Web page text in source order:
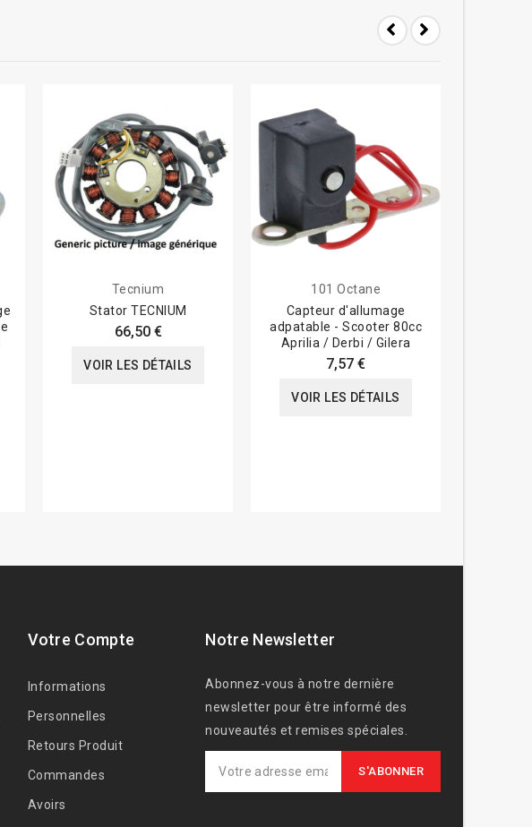
Tecnium
Stator TECNIUM
66,50 €
VOIR LES DÉTAILS
101 Octane
Capteur d'allumage
adpatable - Scooter 80cc
Aprilia / Derbi / Gilera
7,57 €
VOIR LES DÉTAILS
Votre Compte
Informations
Personnelles
Retours Produit
Commandes
Avoirs
Notre Newsletter
Abonnez-vous à notre dernière
newsletter pour être informé des
nouveautés et remises spéciales.